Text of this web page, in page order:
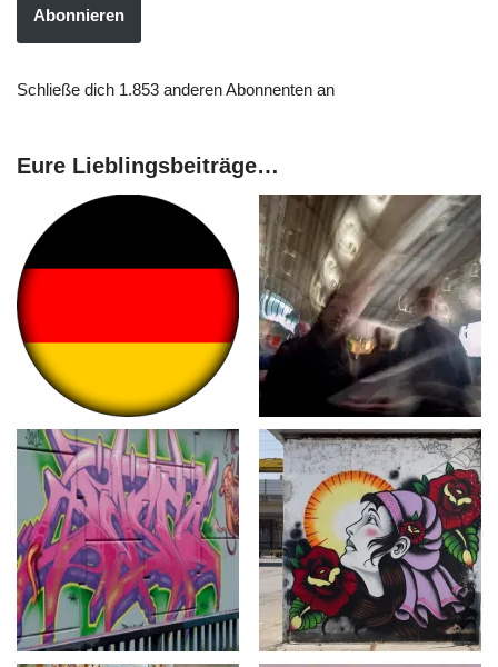
Abonnieren
Schließe dich 1.853 anderen Abonnenten an
Eure Lieblingsbeiträge…